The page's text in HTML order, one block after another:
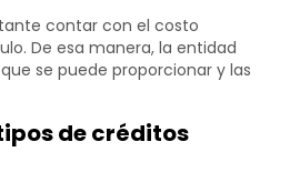
contar con el costo
De esa manera, la entidad
se puede proporcionar y las
de créditos